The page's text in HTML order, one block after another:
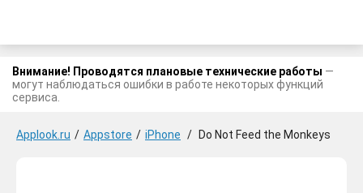
Внимание! Проводятся плановые технические работы —
могут наблюдаться ошибки в работе некоторых функций
сервиса.
Applook.ru / Appstore / iPhone / Do Not Feed the Monkeys